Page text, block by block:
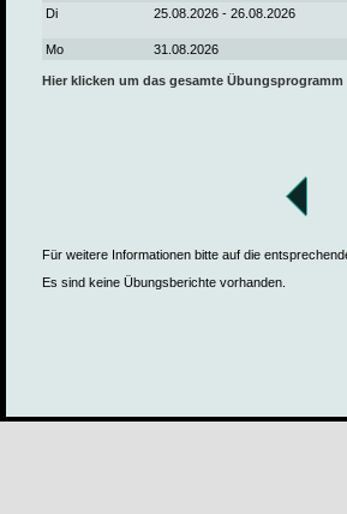
Di
25.08.2026 - 26.08.2026
Mo
31.08.2026
Hier klicken um das gesamte Übungsprogramm
Für weitere Informationen bitte auf die
Es sind keine Übungsberichte vorhanden.